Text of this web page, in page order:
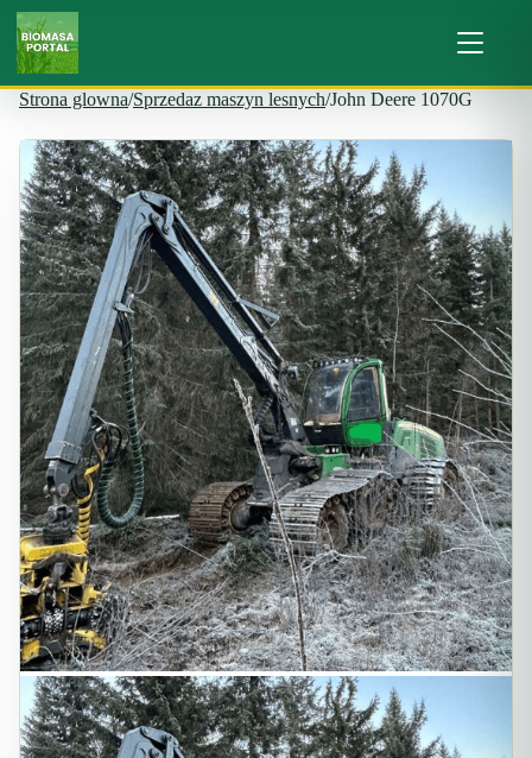
Strona glowna/Sprzedaz maszyn lesnych/John Deere 1070G